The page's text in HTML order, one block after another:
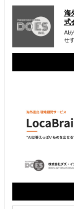
属するジャン
海外進出総合支援
自社事業に最適な
海
式
AI
せ